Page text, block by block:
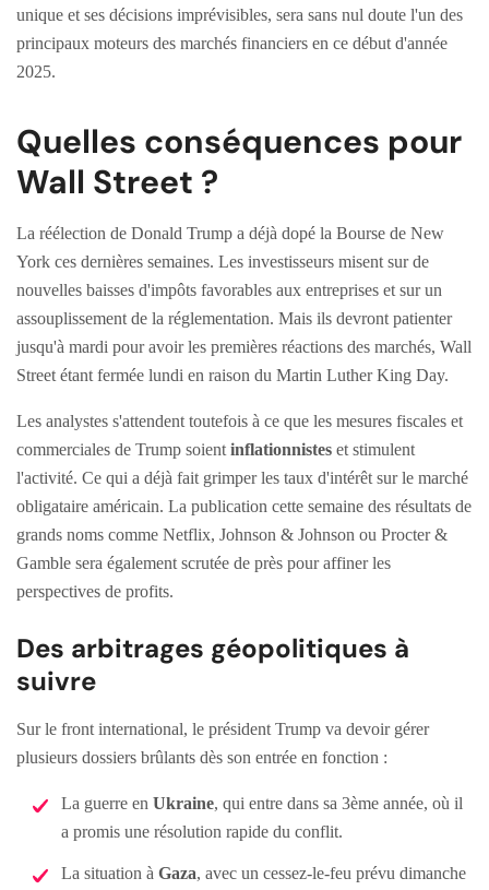
unique et ses décisions imprévisibles, sera sans nul doute l'un des
principaux moteurs des marchés financiers en ce début d'année
2025.
Quelles conséquences pour
Wall Street ?
La réélection de Donald Trump a déjà dopé la Bourse de New
York ces dernières semaines. Les investisseurs misent sur de
nouvelles baisses d'impôts favorables aux entreprises et sur un
assouplissement de la réglementation. Mais ils devront patienter
jusqu'à mardi pour avoir les premières réactions des marchés, Wall
Street étant fermée lundi en raison du Martin Luther King Day.
Les analystes s'attendent toutefois à ce que les mesures fiscales et
commerciales de Trump soient inflationnistes et stimulent
l'activité. Ce qui a déjà fait grimper les taux d'intérêt sur le marché
obligataire américain. La publication cette semaine des résultats de
grands noms comme Netflix, Johnson & Johnson ou Procter &
Gamble sera également scrutée de près pour affiner les
perspectives de profits.
Des arbitrages géopolitiques à
suivre
Sur le front international, le président Trump va devoir gérer
plusieurs dossiers brûlants dès son entrée en fonction :
La guerre en Ukraine, qui entre dans sa 3ème année, où il
a promis une résolution rapide du conflit.
La situation à Gaza, avec un cessez-le-feu prévu dimanche